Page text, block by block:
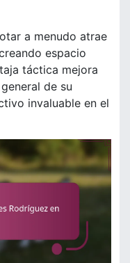
a menudo atrae
espacio
táctica mejora
de su
invaluable en el